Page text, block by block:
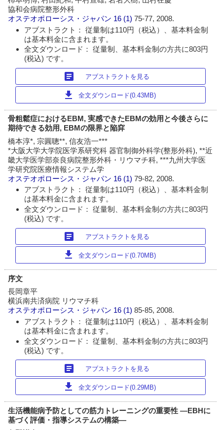
協和会病院整形外科
オステオポローシス・ジャパン 16 (1)75-77, 2008.
アブストラクト： 従量制は110円（税込）、基本料金制
は基本料金に含まれます。
全文ダウンロード： 従量制、基本料金制の方共に803円
(税込) です。
article アブストラクトを見る
download 全文ダウンロード(0.43MB)
骨粗鬆症におけるEBM, 実感できたEBMの効用と今後さらに
期待できる効用, EBMの限界と陥穽
橋本淳*, 宗圓聰**, 信友浩一***
*大阪大学大学院医学系研究科 器官制御外科学(整形外科), **近
畿大学医学部奈良病院整形外科・リウマチ科, ***九州大学医
学研究院医療情報システム学
オステオポローシス・ジャパン 16 (1)79-82, 2008.
アブストラクト： 従量制は110円（税込）、基本料金制
は基本料金に含まれます。
全文ダウンロード： 従量制、基本料金制の方共に803円
(税込) です。
article アブストラクトを見る
download 全文ダウンロード(0.70MB)
序文
長岡章平
横浜南共済病院 リウマチ科
オステオポローシス・ジャパン 16 (1)85-85, 2008.
アブストラクト： 従量制は110円（税込）、基本料金制
は基本料金に含まれます。
全文ダウンロード： 従量制、基本料金制の方共に803円
(税込) です。
article アブストラクトを見る
download 全文ダウンロード(0.29MB)
生活機能病予防としての筋力トレーニングの重要性 ―EBHに
基づく評価・指導システムの構築―